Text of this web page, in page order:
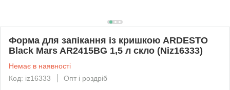
Форма для запікання із кришкою ARDESTO
Black Mars AR2415BG 1,5 л скло (Niz16333)
Немає в наявності
Код: iz16333
Опт і роздріб